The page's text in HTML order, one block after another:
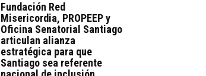
Fundación Red
Misericordia, PROPEEP y
Oficina Senatorial Santiago
articulan alianza
estratégica para que
Santiago sea referente